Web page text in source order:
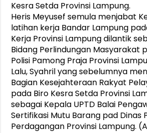
Kesra Setda Provinsi Lampung.
Heris Meyusef semula menjabat
latihan kerja Bandar Lampung
Kerja Provinsi Lampung dilantik
Bidang Perlindungan Masyarakat
Polisi Pamong Praja Provinsi
Lalu, Syahril yang sebelumnya
Bagian Kesejahteraan Rakyat
pada Biro Kesra Setda Provinsi
sebagai Kepala UPTD Balai
Sertifikasi Mutu Barang pad Dinas
Perdagangan Provinsi Lampung.